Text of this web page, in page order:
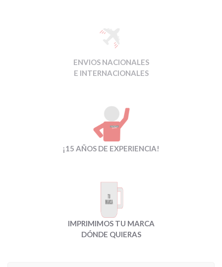
ENVIOS NACIONALES
E INTERNACIONALES
¡15 AÑOS DE EXPERIENCIA!
IMPRIMIMOS TU MARCA
DÓNDE QUIERAS